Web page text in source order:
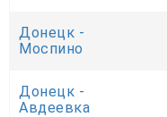
Донецк -
Моспино
Донецк -
Авдеевка